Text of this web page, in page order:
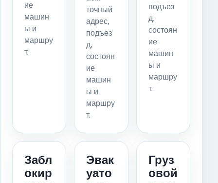
ие
машин
ы и
маршру
т.
точный
адрес,
подъез
д,
состоян
ие
машин
ы и
маршру
т.
подъез
д,
состоян
ие
машин
ы и
маршру
т.
Забл
окир
Эвак
уато
Груз
овой